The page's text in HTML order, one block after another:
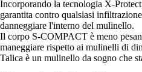
Incorporando la tecnologia X-
garantita contro qualsiasi
danneggiare l'interno del mulinello.
Il corpo S-COMPACT è meno
maneggiare rispetto ai mulinelli di
Talica è un mulinello da sogno che